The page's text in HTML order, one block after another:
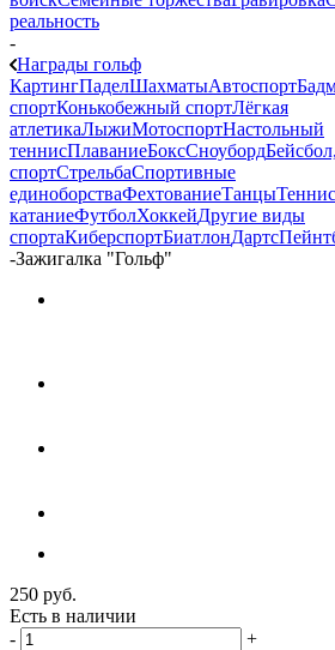
реальность
-
Награды гольф
КартингПаделШахматыАвтоспорт
спортКонькобежный спортЛёгкая
атлетикаЛыжиМотоспортНастольный
теннисПлаваниеБоксСноуборд
спортСтрельбаСпортивные
единоборстваФехтованиеТанцыТеннис
катаниеФутболХоккейДругие виды
спортаКиберспортБиатлонДартс
-Зажигалка "Гольф"
250 руб.
Есть в наличии
-
+